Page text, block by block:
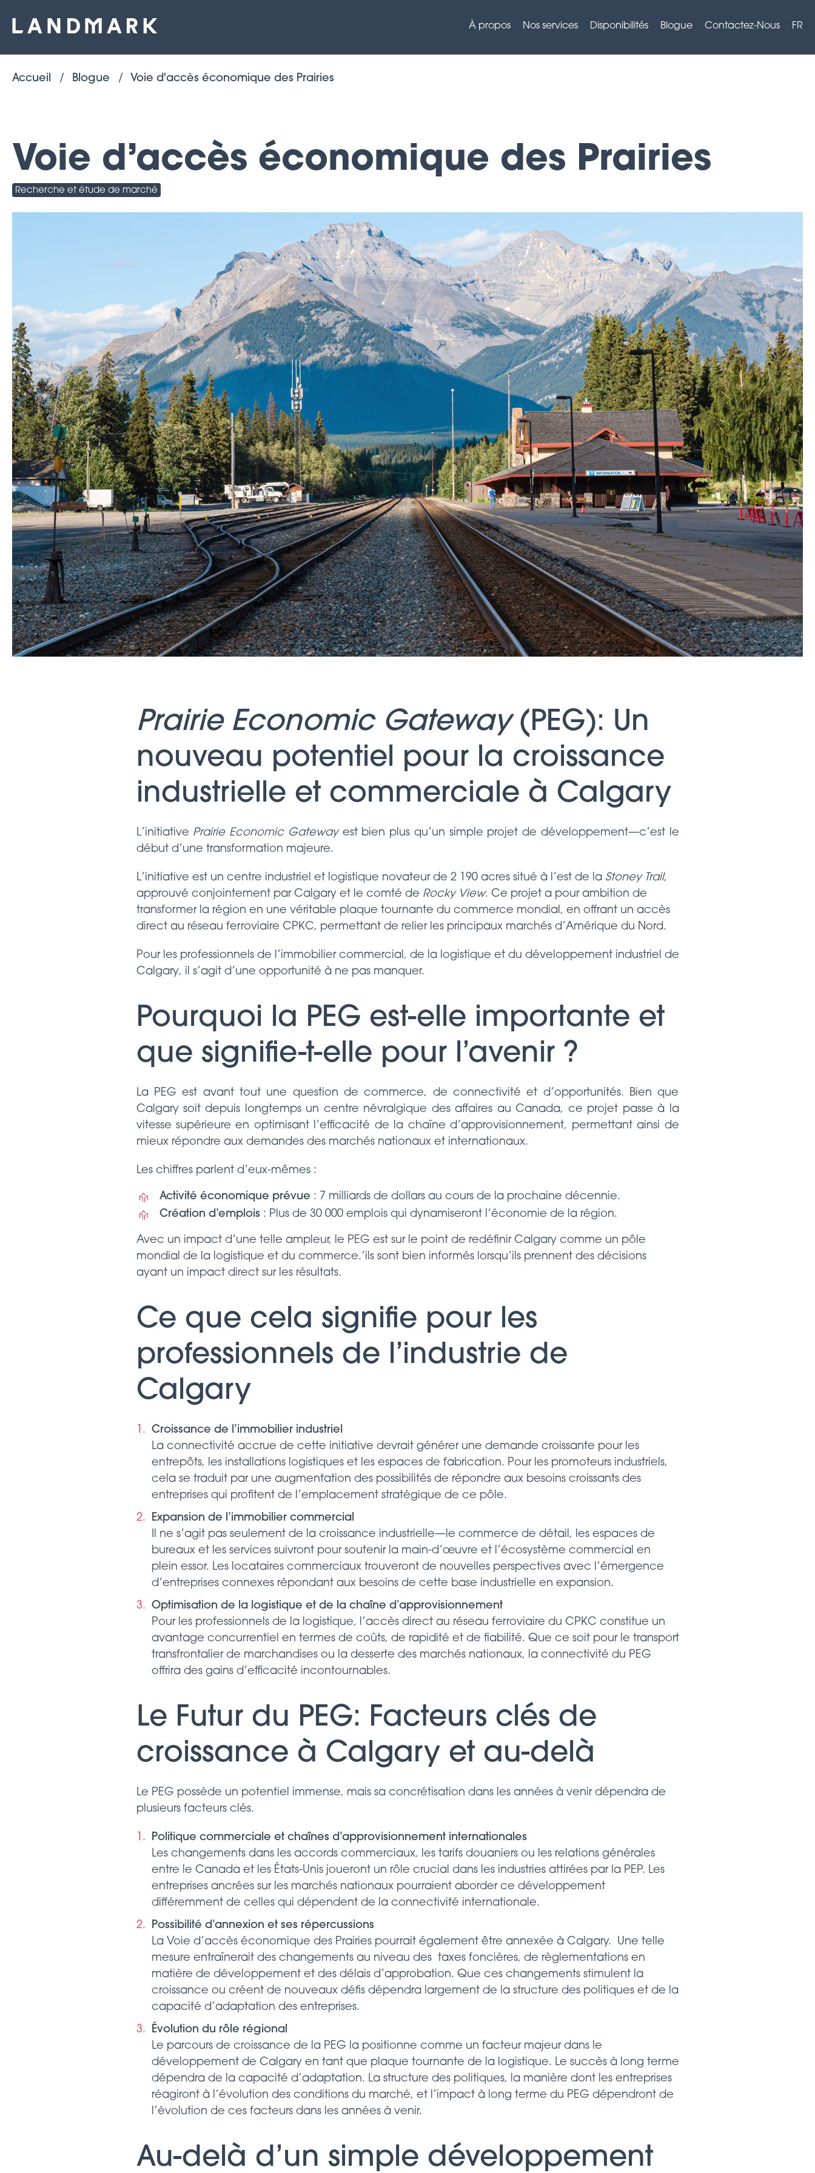
À propos Nos services Disponibilités Blogue Contactez-Nous FR
Accueil Blogue Voie d'accès économique des Prairies
Voie d’accès économique des Prairies
Recherche et étude de marché
Prairie Economic Gateway(PEG): Un
nouveau potentiel pour la croissance
industrielle et commerciale à Calgary
L’initiative Prairie Economic Gatewayest bien plus qu’un simple projet de développement—c’est le
début d’une transformation majeure.
L’initiative est un centre industriel et logistique novateur de 2 190 acres situé à l’est de la Stoney Trail,
approuvé conjointement par Calgary et le comté de Rocky View. Ce projet a pour ambition de
transformer la région en une véritable plaque tournante du commerce mondial, en offrant un accès
direct au réseau ferroviaire CPKC, permettant de relier les principaux marchés d’Amérique du Nord.
Pour les professionnels de l’immobilier commercial, de la logistique et du développement industriel de
Calgary, il s’agit d’une opportunité à ne pas manquer.
Pourquoi la PEG est-elle importante et
que signifie-t-elle pour l’avenir ?
La PEG est avant tout une question de commerce, de connectivité et d’opportunités. Bien que
Calgary soit depuis longtemps un centre névralgique des affaires au Canada, ce projet passe à la
vitesse supérieure en optimisant l’efficacité de la chaîne d’approvisionnement, permettant ainsi de
mieux répondre aux demandes des marchés nationaux et internationaux.
Les chiffres parlent d’eux-mêmes :
Activité économique prévue : 7 milliards de dollars au cours de la prochaine décennie.
Création d’emplois: Plus de 30 000 emplois qui dynamiseront l’économie de la région.
Avec un impact d’une telle ampleur, le PEG est sur le point de redéfinir Calgary comme un pôle
mondial de la logistique et du commerce.’ils sont bien informés lorsqu’ils prennent des décisions
ayant un impact direct sur les résultats.
Ce que cela signifie pour les
professionnels de l’industrie de
Calgary
Croissance de l’immobilier industriel
La connectivité accrue de cette initiative devrait générer une demande croissante pour les
entrepôts, les installations logistiques et les espaces de fabrication. Pour les promoteurs industriels,
cela se traduit par une augmentation des possibilités de répondre aux besoins croissants des
entreprises qui profitent de l’emplacement stratégique de ce pôle.
Expansion de l’immobilier commercial
Il ne s’agit pas seulement de la croissance industrielle—le commerce de détail, les espaces de
bureaux et les services suivront pour soutenir la main-d’œuvre et l’écosystème commercial en
plein essor. Les locataires commerciaux trouveront de nouvelles perspectives avec l’émergence
d’entreprises connexes répondant aux besoins de cette base industrielle en expansion.
Optimisation de la logistique et de la chaîne d’approvisionnement
Pour les professionnels de la logistique, l’accès direct au réseau ferroviaire du CPKC constitue un
avantage concurrentiel en termes de coûts, de rapidité et de fiabilité. Que ce soit pour le transport
transfrontalier de marchandises ou la desserte des marchés nationaux, la connectivité du PEG
offrira des gains d’efficacité incontournables.
Le Futur du PEG: Facteurs clés de
croissance à Calgary et au-delà
Le PEG possède un potentiel immense, mais sa concrétisation dans les années à venir dépendra de
plusieurs facteurs clés.
Politique commerciale et chaînes d’approvisionnement internationales
Les changements dans les accords commerciaux, les tarifs douaniers ou les relations générales
entre le Canada et les États-Unis joueront un rôle crucial dans les industries attirées par la PEP. Les
entreprises ancrées sur les marchés nationaux pourraient aborder ce développement
différemment de celles qui dépendent de la connectivité internationale.
Possibilité d’annexion et ses répercussions
La Voie d’accès économique des Prairies pourrait également être annexée à Calgary. Une telle
mesure entraînerait des changements au niveau des taxes foncières, de règlementations en
matière de développement et des délais d’approbation. Que ces changements stimulent la
croissance ou créent de nouveaux défis dépendra largement de la structure des politiques et de la
capacité d’adaptation des entreprises.
Évolution du rôle régional
Le parcours de croissance de la PEG la positionne comme un facteur majeur dans le
développement de Calgary en tant que plaque tournante de la logistique. Le succès à long terme
dépendra de la capacité d’adaptation. La structure des politiques, la manière dont les entreprises
réagiront à l’évolution des conditions du marché, et l’impact à long terme du PEG dépendront de
l’évolution de ces facteurs dans les années à venir.
Au-delà d’un simple développement